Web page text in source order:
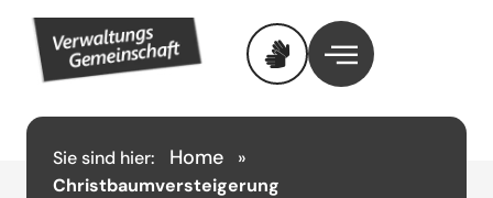
Sie sind hier: Home
»
Christbaumversteigerung